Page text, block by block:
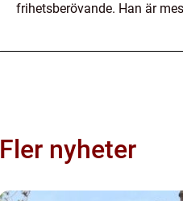
frihetsberövande. Han är
Fler nyheter